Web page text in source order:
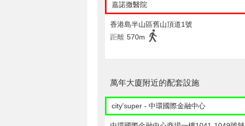
嘉諾撒醫院
香港島半山區舊山頂道1號
距離 570m
萬年大廈附近的配套設施
city'super - 中環國際金融中心